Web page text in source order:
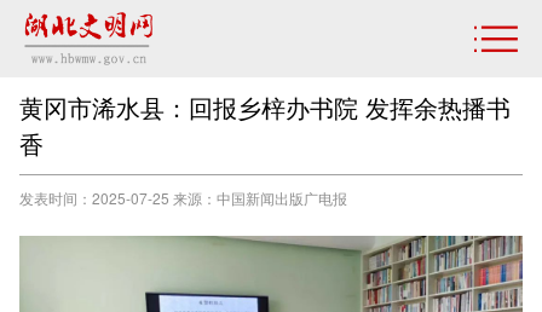
黄冈市浠水县：回报乡梓办书院 发挥余热播书
香
发表时间：2025-07-25 来源：中国新闻出版广电报